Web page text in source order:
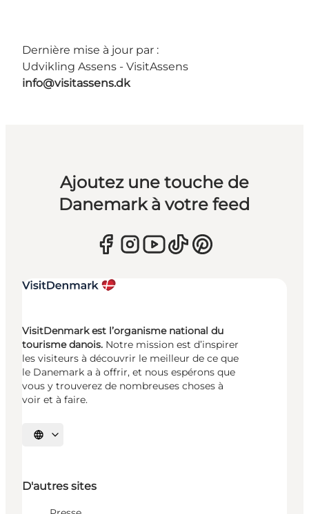
Dernière mise à jour par :
Udvikling Assens - VisitAssens
info@visitassens.dk
Ajoutez une touche de
Danemark à votre feed
VisitDenmark est l’organisme national du
tourisme danois. Notre mission est d’inspirer
les visiteurs à découvrir le meilleur de ce que
le Danemark a à offrir, et nous espérons que
vous y trouverez de nombreuses choses à
voir et à faire.
Choisissez la langue
D'autres sites